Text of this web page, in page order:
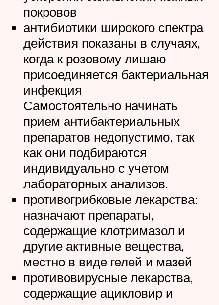
покровов
антибиотики широкого спектра
действия показаны в случаях,
когда к розовому лишаю
присоединяется бактериальная
инфекция
Самостоятельно начинать
прием антибактериальных
препаратов недопустимо, так
как они подбираются
индивидуально с учетом
лабораторных анализов.
противогрибковые лекарства:
назначают препараты,
содержащие клотримазол и
другие активные вещества,
местно в виде гелей и мазей
противовирусные лекарства,
содержащие ацикловир и